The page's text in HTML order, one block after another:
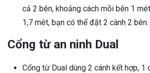
cả 2 bên, khoảng cách mỗi bên 1
1,7 mét, bạn có thể đặt 2 cánh 2 bên.
Cổng từ an ninh Dual
Cổng từ Dual dùng 2 cánh kết hợp, 1